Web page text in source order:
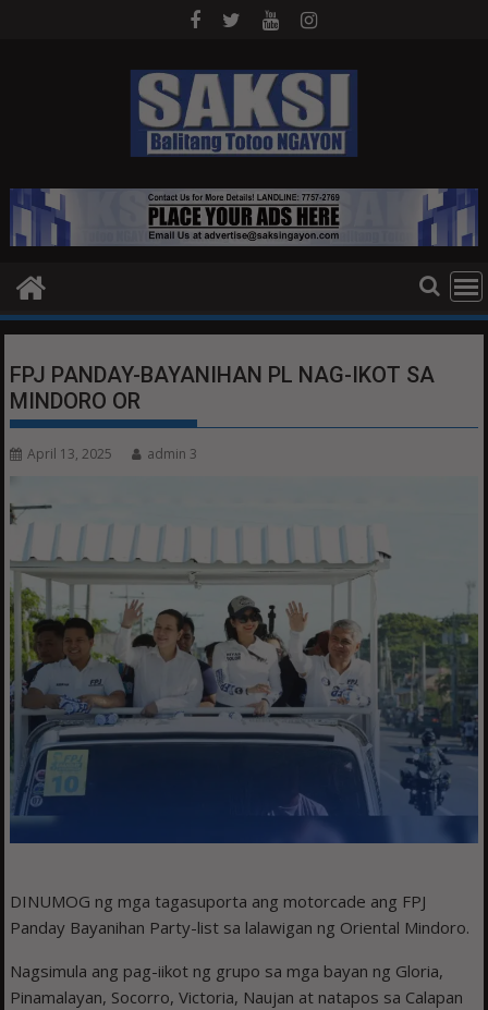
FPJ PANDAY-BAYANIHAN PL NAG-IKOT SA
MINDORO OR
April 13, 2025 admin 3
DINUMOG ng mga tagasuporta ang motorcade ang FPJ
Panday Bayanihan Party-list sa lalawigan ng Oriental Mindoro.
Nagsimula ang pag-iikot ng grupo sa mga bayan ng Gloria,
Pinamalayan, Socorro, Victoria, Naujan at natapos sa Calapan